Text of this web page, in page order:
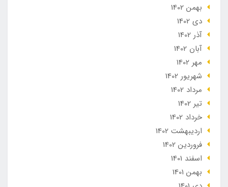
بهمن 1402
دی 1402
آذر 1402
آبان 1402
مهر 1402
شهریور 1402
مرداد 1402
تير 1402
خرداد 1402
ارديبهشت 1402
فروردین 1402
اسفند 1401
بهمن 1401